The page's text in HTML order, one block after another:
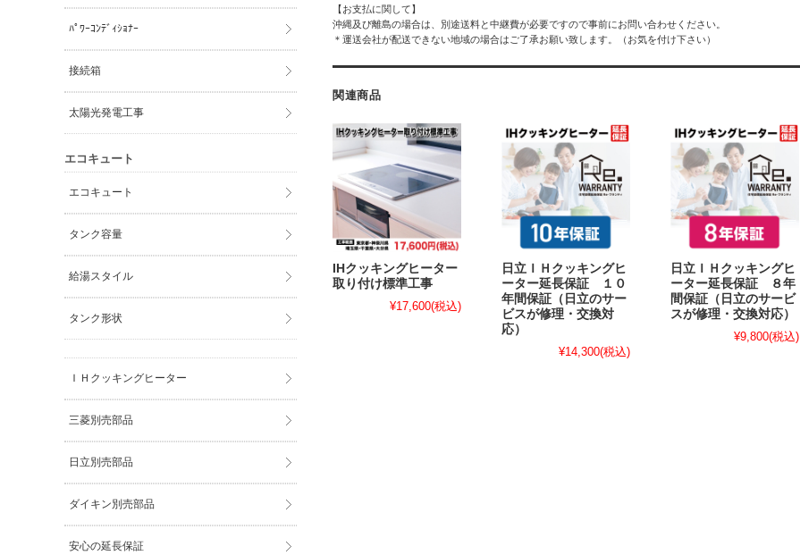
【お支払に関して】
沖縄及び離島の場合は、別途送料と中継費が必要ですので事前にお問い合わせください。
＊運送会社が配送できない地域の場合はご了承お願い致します。（お気を付け下さい）
関連商品
IHクッキングヒーター
取り付け標準工事
¥17,600(税込)
日立ＩＨクッキングヒ
ーター延長保証 １０
年間保証（日立のサー
ビスが修理・交換対
応）
¥14,300(税込)
日立ＩＨクッキングヒ
ーター延長保証 ８年
間保証（日立のサービ
スが修理・交換対応）
¥9,800(税込)
ﾊﾟﾜｰｺﾝﾃﾞｨｼｮﾅｰ
接続箱
太陽光発電工事
エコキュート
エコキュート
タンク容量
給湯スタイル
タンク形状
ＩＨクッキングヒーター
三菱別売部品
日立別売部品
ダイキン別売部品
安心の延長保証